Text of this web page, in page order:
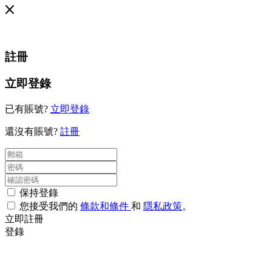
註冊
立即登錄
已有賬號? 立即登錄
還沒有賬號? 註冊
保持登錄
您接受我們的 條款和條件 和 隱私政策。
立即註冊
登錄